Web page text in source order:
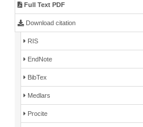
Full Text PDF
Download citation
RIS
EndNote
BibTex
Medlars
Procite